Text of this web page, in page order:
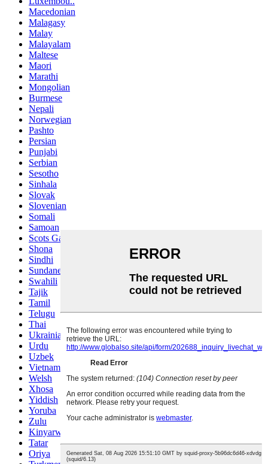
Macedonian
Malagasy
Malay
Malayalam
Maltese
Maori
Marathi
Mongolian
Burmese
Nepali
Norwegian
Pashto
Persian
Punjabi
Serbian
Sesotho
Sinhala
Slovak
Slovenian
Somali
Samoan
Scots Gaelic
Shona
Sindhi
Sundanese
Swahili
Tajik
Tamil
Telugu
Thai
Ukrainian
Urdu
Uzbek
Vietnamese
Welsh
Xhosa
Yiddish
Yoruba
Zulu
Kinyarwanda
Tatar
Oriya